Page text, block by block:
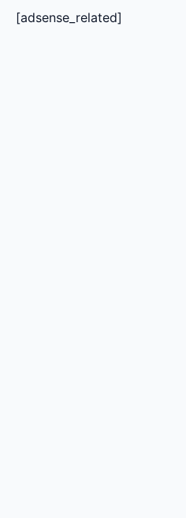
[adsense_related]